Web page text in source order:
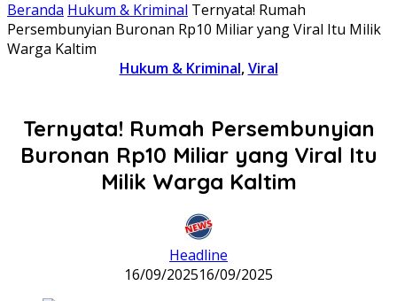
Beranda Hukum & Kriminal Ternyata! Rumah
Persembunyian Buronan Rp10 Miliar yang Viral Itu Milik
Warga Kaltim
Hukum & Kriminal,Viral
Ternyata! Rumah Persembunyian
Buronan Rp10 Miliar yang Viral Itu
Milik Warga Kaltim
Headline
16/09/202516/09/2025